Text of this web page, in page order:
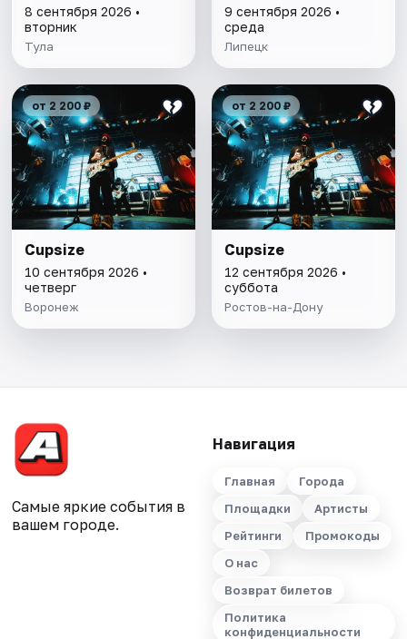
8 сентября 2026 •
вторник
Тула
9 сентября 2026 •
среда
Липецк
от 2 200 ₽
Cupsize
10 сентября 2026 •
четверг
Воронеж
от 2 200 ₽
Cupsize
12 сентября 2026 •
суббота
Ростов-на-Дону
Самые яркие события в
вашем городе.
Навигация
Главная
Города
Площадки
Артисты
Рейтинги
Промокоды
О нас
Возврат билетов
Политика
конфиденциальности